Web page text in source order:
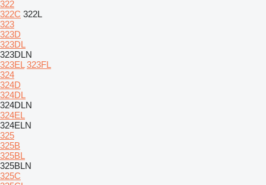
322
322C 322L
323
323D
323DL
323DLN
323EL 323FL
324
324D
324DL
324DLN
324EL
324ELN
325
325B
325BL
325BLN
325C